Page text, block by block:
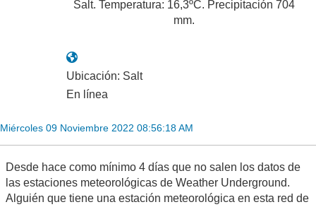
Salt. Temperatura: 16,3ºC. Precipitación 704
mm.
Ubicación: Salt
En línea
Miércoles 09 Noviembre 2022 08:56:18 AM
Desde hace como mínimo 4 días que no salen los datos de
las estaciones meteorológicas de Weather Underground.
Alguién que tiene una estación meteorológica en esta red de